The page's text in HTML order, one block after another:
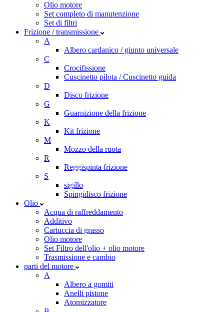
Olio motore
Set completo di manutenzione
Set di filtri
Frizione / transmissione
A
Albero cardanico / giunto universale
C
Crocifissione
Cuscinetto pilota / Cuscinetto guida
D
Disco frizione
G
Guarnizione della frizione
K
Kit frizione
M
Mozzo della ruota
R
Reggispinta frizione
S
sigillo
Spingidisco frizione
Olio
Acqua di raffreddamento
Additivo
Cartuccia di grasso
Olio motore
Set Filtro dell'olio + olio motore
Trasmissione e cambio
parti del motore
A
Albero a gomiti
Anelli pistone
Atomizzatore